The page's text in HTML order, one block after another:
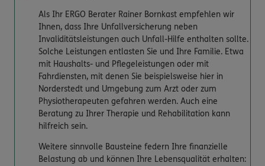
Als Ihr ERGO Berater Rainer Bornkast empfehlen wir
Ihnen, dass Ihre Unfallversicherung neben
Invaliditätsleistungen auch Unfall-Hilfe enthalten sollte.
Solche Leistungen entlasten Sie und Ihre Familie. Etwa
mit Haushalts- und Pflegeleistungen oder mit
Fahrdiensten, mit denen Sie beispielsweise hier in
Norderstedt und Umgebung zum Arzt oder zum
Physiotherapeuten gefahren werden. Auch eine
Beratung zu Ihrer Therapie und Rehabilitation kann
hilfreich sein.
Weitere sinnvolle Bausteine federn Ihre finanzielle
Belastung ab und können Ihre Lebensqualität erhalten: